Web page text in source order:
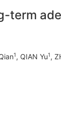
term
1, QIAN Yu1,